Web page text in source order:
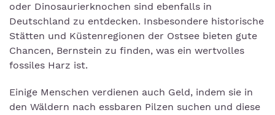
oder Dinosaurierknochen sind ebenfalls in
Deutschland zu entdecken. Insbesondere historische
Stätten und Küstenregionen der Ostsee bieten gute
Chancen, Bernstein zu finden, was ein wertvolles
fossiles Harz ist.
Einige Menschen verdienen auch Geld, indem sie in
den Wäldern nach essbaren Pilzen suchen und diese